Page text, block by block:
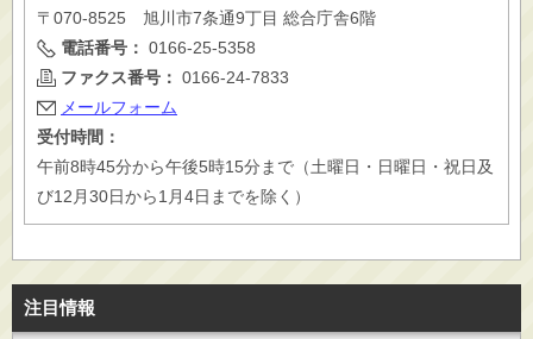
〒070-8525 旭川市7条通9丁目 総合庁舎6階
電話番号： 0166-25-5358
ファクス番号： 0166-24-7833
メールフォーム
受付時間：
午前8時45分から午後5時15分まで（土曜日・日曜日・祝日及
び12月30日から1月4日までを除く）
注目情報